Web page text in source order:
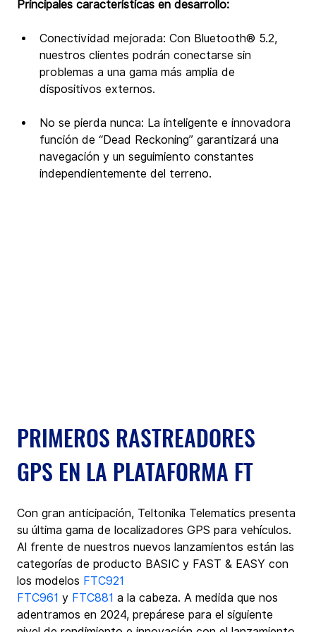
Principales características en desarrollo:
Conectividad mejorada: Con Bluetooth® 5.2,
nuestros clientes podrán conectarse sin
problemas a una gama más amplia de
dispositivos externos.
No se pierda nunca: La inteligente e innovadora
función de “Dead Reckoning” garantizará una
navegación y un seguimiento constantes
independientemente del terreno.
PRIMEROS RASTREADORES
GPS EN LA PLATAFORMA FT
Con gran anticipación, Teltonika Telematics presenta
su última gama de localizadores GPS para vehículos.
Al frente de nuestros nuevos lanzamientos están las
categorías de producto BASIC y FAST & EASY con
los modelos FTC921
FTC961 y FTC881 a la cabeza. A medida que nos
adentramos en 2024, prepárese para el siguiente